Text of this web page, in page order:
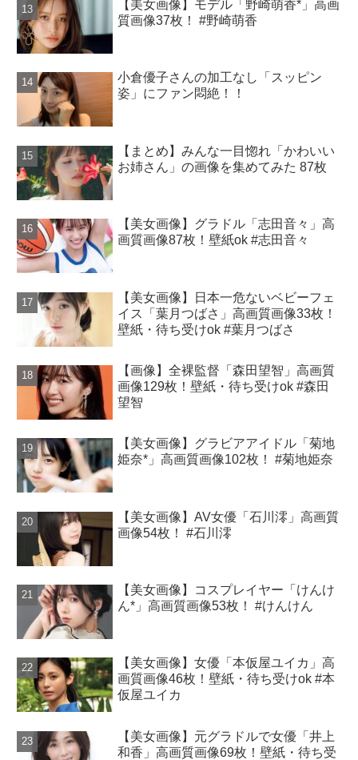
【美女画像】モデル「野崎萌香*」高画
質画像37枚！ #野崎萌香
小倉優子さんの加工なし「スッピン
姿」にファン悶絶！！
【まとめ】みんな一目惚れ「かわいい
お姉さん」の画像を集めてみた 87枚
【美女画像】グラドル「志田音々」高
画質画像87枚！壁紙ok #志田音々
【美女画像】日本一危ないベビーフェ
イス「葉月つばさ」高画質画像33枚！
壁紙・待ち受けok #葉月つばさ
【画像】全裸監督「森田望智」高画質
画像129枚！壁紙・待ち受けok #森田
望智
【美女画像】グラビアアイドル「菊地
姫奈*」高画質画像102枚！ #菊地姫奈
【美女画像】AV女優「石川澪」高画質
画像54枚！ #石川澪
【美女画像】コスプレイヤー「けんけ
ん*」高画質画像53枚！ #けんけん
【美女画像】女優「本仮屋ユイカ」高
画質画像46枚！壁紙・待ち受けok #本
仮屋ユイカ
【美女画像】元グラドルで女優「井上
和香」高画質画像69枚！壁紙・待ち受